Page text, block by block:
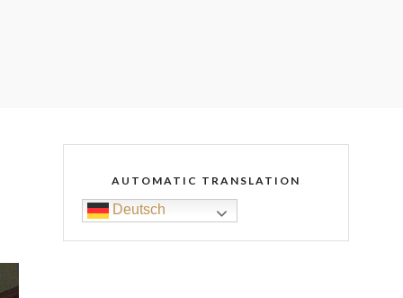
AUTOMATIC TRANSLATION
Deutsch